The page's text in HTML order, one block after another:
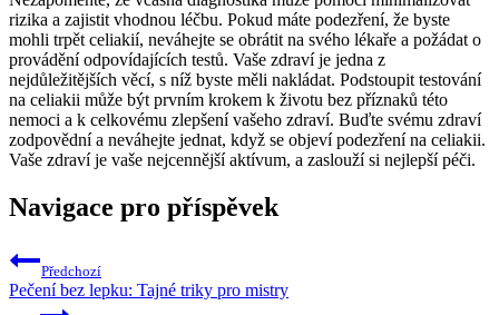
rizika ⁣a zajistit vhodnou léčbu.‌ Pokud ‍máte ⁤podezření, že byste
mohli trpět celiakií,‍ neváhejte se obrátit na svého lékaře a požádat o
provádění odpovídajících testů. Vaše zdraví ​je‌ jedna z
nejdůležitějších věcí, s níž byste měli nakládat. Podstoupit testování
na celiakii může být prvním krokem‌ k životu bez příznaků této
⁢nemoci a ‌k celkovému ​zlepšení vašeho zdraví. Buďte‌ svému zdraví
zodpovědní a neváhejte jednat, když ⁤se objeví podezření ⁢na celiakii.
Vaše zdraví je vaše nejcennější aktívum, a zaslouží si nejlepší péči.
Navigace pro příspěvek
Předchozí
Pečení bez lepku: Tajné triky pro mistry